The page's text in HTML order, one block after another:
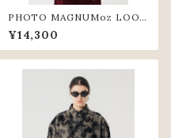
PHOTO MAGNUMoz LOOS
E TEE(BLK)
¥14,300